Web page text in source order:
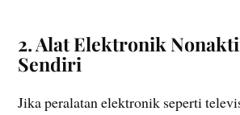
2. Alat Elektronik
Sendiri
Jika peralatan elektronik seperti